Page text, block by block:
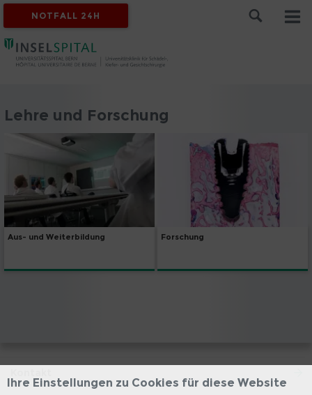
NOTFALL 24H
Lehre und Forschung
Aus- und Weiterbildung Forschung
Ihre Einstellungen zu Cookies für diese Website